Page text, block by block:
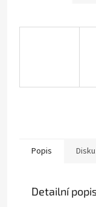
Popis
Detailní